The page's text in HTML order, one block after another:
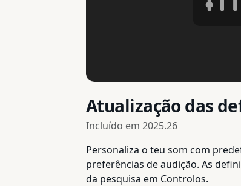
Atualização das
Incluído em 2025.26
Personaliza o teu som com
preferências de audição. As
da pesquisa em Controlos.